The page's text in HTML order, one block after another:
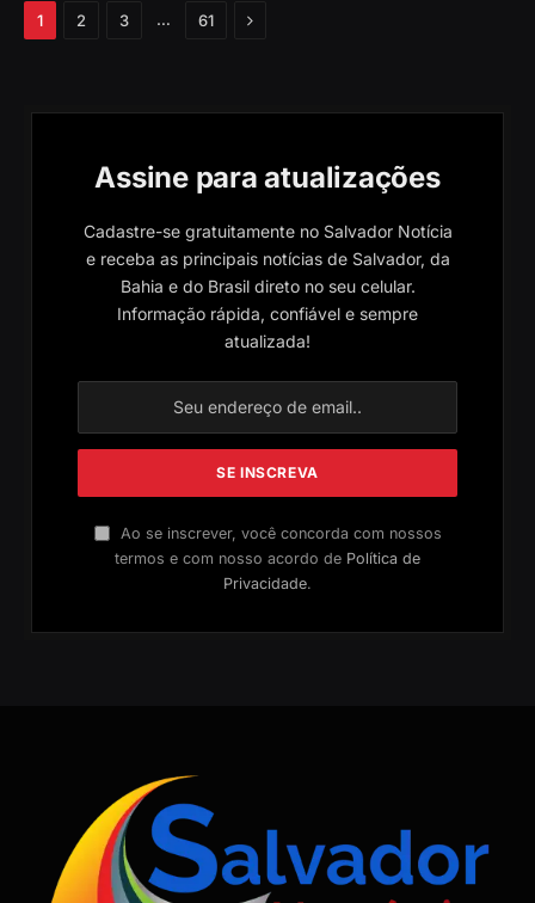
1 2 3 … 61 Próximo
Assine para atualizações
Cadastre-se gratuitamente no Salvador Notícia
e receba as principais notícias de Salvador, da
Bahia e do Brasil direto no seu celular.
Informação rápida, confiável e sempre
atualizada!
Ao se inscrever, você concorda com nossos
termos e com nosso acordo de Política de
Privacidade.